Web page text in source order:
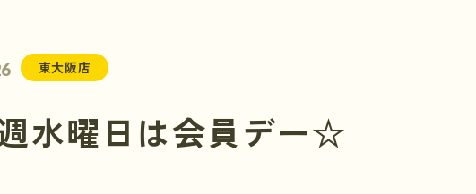
東大阪店
水曜日は会員デー☆